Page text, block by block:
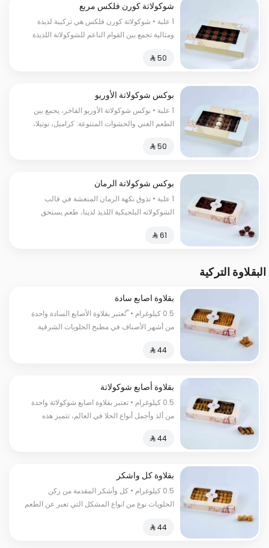
شوكولاتة كورن فلكس مربع
1 علبة • شوكولاتة كورن فلكس هي تركيبة لذيذة
ومثالية تجمع بين القوام الناعم للشوكولاتة اللذيذة
بوكس شوكولاتة الأوريو
1 علبة • بوكس شوكولاتة الأوريو الفاخر، يجمع بين
الطعم الغني والحشوات المتنوعة: كراميل، نوتيلا،
المناسبات المميزة.
بوكس شوكولاتة الرمان
1 علبة • تذوق نكهة الرمان المنعشة في قالب
الشوكولاته البلجيكية اللذيذ لدينا، طعم يستحق
البقلاوة التركية
بقلاوة اصابع سادة
0.5 كيلوغرام • "تُعتبر بقلاوة الأصابع السادة واحدة
من أشھر الأصناف في مطبخ الحلویات الشرقیة.
عجینة البقلاوة الھشة، محشوة بأفضل أنواع الكاجو،
السعرات الحراریة: 150 سعرة حراریة
⁨⁦‪‬ 44⁩
بقلاوة أصابع شوكولاتة
0.5 كيلوغرام • تعتبر بقلاوة اصابع شوكولاتة واحدة
من ألذ وأجمل أنواع الحلا في العالم، تتميز هذه
العجينة الهشة السعرات الحرارية:٢٦٠سعرة حرارية
⁨⁦‪‬ 44⁩
بقلاوة كل واشكر
0.5 كيلوغرام • كل وأشكر المقدمة من ركن
الحلويات نوع من انواع المشكل التي تعبر عن الطعم
اللذيذ السعرات الحرارية:١٥٠سعرة حرارية
⁨⁦‪‬ 44⁩